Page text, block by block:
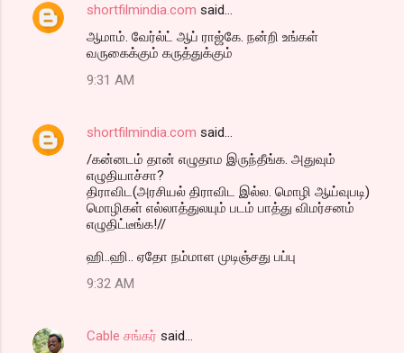
shortfilmindia.com said…
ஆமாம். வேர்ல்ட் ஆப் ராஜ்கே. நன்றி உங்கள்
வருகைக்கும் கருத்துக்கும்
9:31 AM
shortfilmindia.com said…
/கன்னடம் தான் எழுதாம இருந்தீங்க. அதுவும்
எழுதியாச்சா?
திராவிட(அரசியல் திராவிட இல்ல. மொழி ஆய்வுபடி)
மொழிகள் எல்லாத்துலயும் படம் பாத்து விமர்சனம்
எழுதிட்டீங்க!//
ஹி..ஹி.. ஏதோ நம்மாள முடிஞ்சது பப்பு
9:32 AM
Cable சங்கர் said…